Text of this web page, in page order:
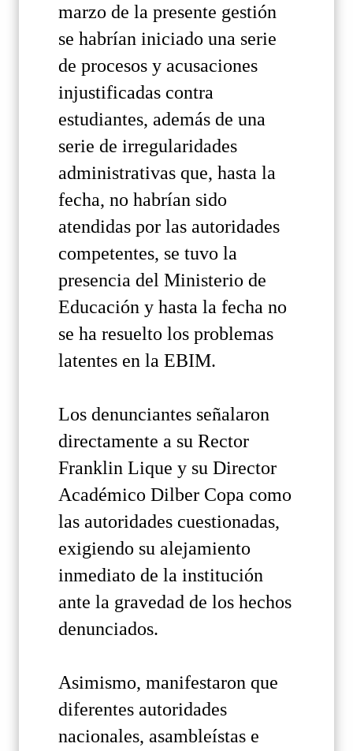
marzo de la presente gestión
se habrían iniciado una serie
de procesos y acusaciones
injustificadas contra
estudiantes, además de una
serie de irregularidades
administrativas que, hasta la
fecha, no habrían sido
atendidas por las autoridades
competentes, se tuvo la
presencia del Ministerio de
Educación y hasta la fecha no
se ha resuelto los problemas
latentes en la EBIM.
Los denunciantes señalaron
directamente a su Rector
Franklin Lique y su Director
Académico Dilber Copa como
las autoridades cuestionadas,
exigiendo su alejamiento
inmediato de la institución
ante la gravedad de los hechos
denunciados.
Asimismo, manifestaron que
diferentes autoridades
nacionales, asambleístas e